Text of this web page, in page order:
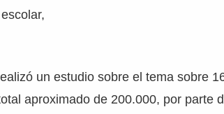
un estudio sobre el tema sobre
aproximado de 200.000, por parte